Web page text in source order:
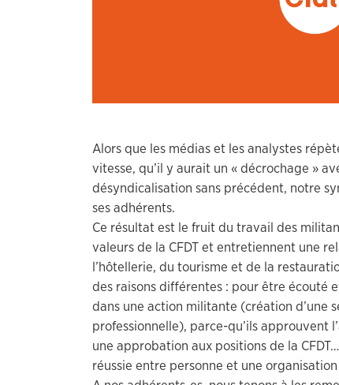
Alors que les médias et les analystes
vitesse, qu’il y aurait un « décrochage »
désyndicalisation sans précédent, notre
ses adhérents.
Ce résultat est le fruit du travail des
valeurs de la CFDT et entretiennent une
l’hôtellerie, du tourisme et de la
des raisons différentes : pour être écouté
dans une action militante (création d’une
professionnelle), parce-qu’ils approuvent
une approbation aux positions de la
réussie entre personne et une